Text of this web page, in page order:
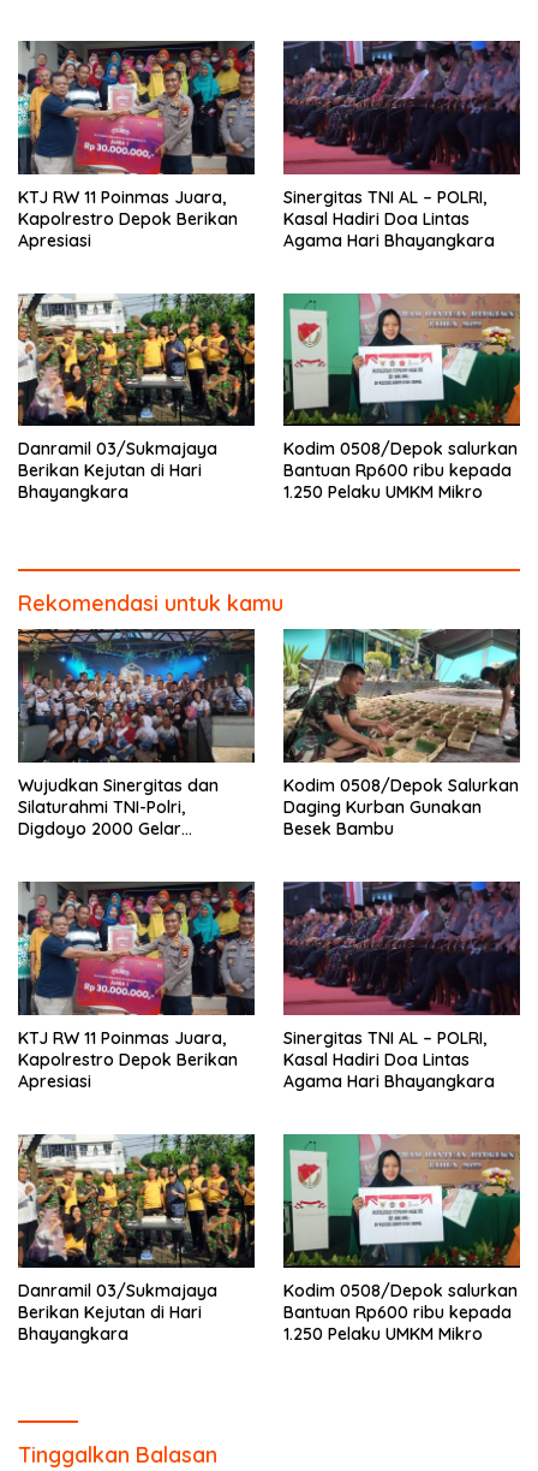
KTJ RW 11 Poinmas Juara,
Kapolrestro Depok Berikan
Apresiasi
Sinergitas TNI AL – POLRI,
Kasal Hadiri Doa Lintas
Agama Hari Bhayangkara
Danramil 03/Sukmajaya
Berikan Kejutan di Hari
Bhayangkara
Kodim 0508/Depok salurkan
Bantuan Rp600 ribu kepada
1.250 Pelaku UMKM Mikro
Rekomendasi untuk kamu
Wujudkan Sinergitas dan
Silaturahmi TNI-Polri,
Digdoyo 2000 Gelar
Kodim 0508/Depok Salurkan
Daging Kurban Gunakan
Besek Bambu
KTJ RW 11 Poinmas Juara,
Kapolrestro Depok Berikan
Apresiasi
Sinergitas TNI AL – POLRI,
Kasal Hadiri Doa Lintas
Agama Hari Bhayangkara
Danramil 03/Sukmajaya
Berikan Kejutan di Hari
Bhayangkara
Kodim 0508/Depok salurkan
Bantuan Rp600 ribu kepada
1.250 Pelaku UMKM Mikro
Tinggalkan Balasan